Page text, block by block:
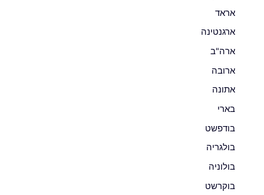
אראד
ארגנטינה
ארה"ב
ארובה
אתונה
בארי
בודפשט
בולגריה
בולוניה
בוקרשט